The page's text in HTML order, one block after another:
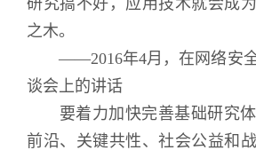
之木。
——2016年4月，在网络安全
谈会上的讲话
要着力加快完善基础研究体
前沿、关键共性、社会公益和